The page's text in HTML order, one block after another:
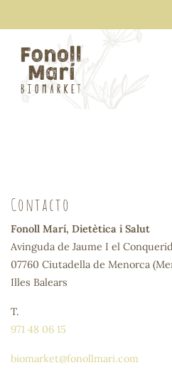
Contacto
Fonoll Marí, Dietètica i Salut
Avinguda de Jaume I el
07760 Ciutadella de Menorca
Illes Balears
T.
971 48 06 15
biomarket@fonollmari.com